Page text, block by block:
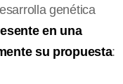
genética
en una
su propuesta: